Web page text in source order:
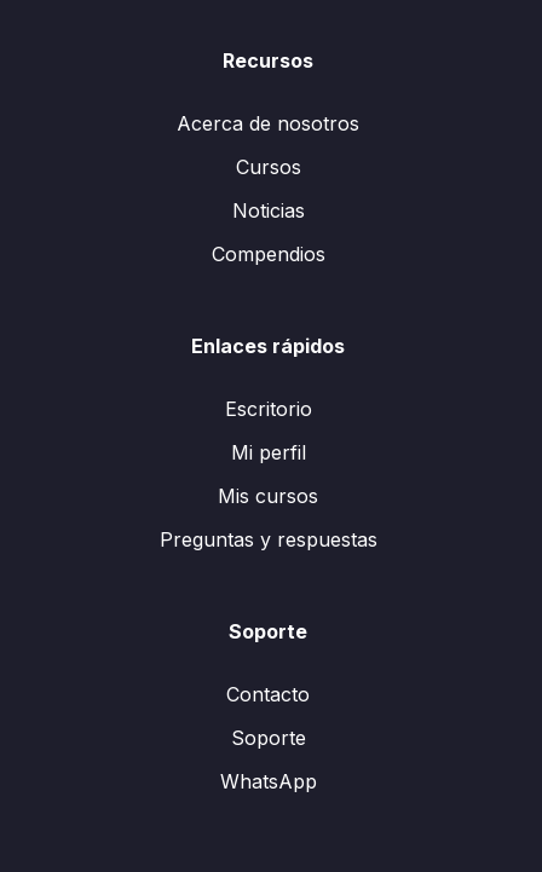
Recursos
Acerca de nosotros
Cursos
Noticias
Compendios
Enlaces rápidos
Escritorio
Mi perfil
Mis cursos
Preguntas y respuestas
Soporte
Contacto
Soporte
WhatsApp